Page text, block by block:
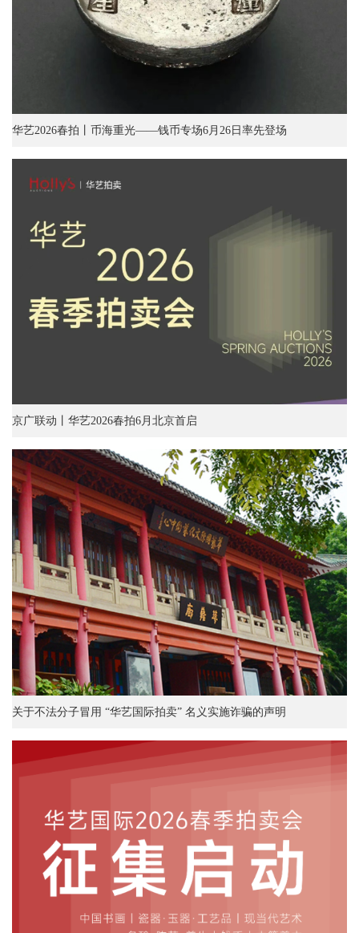
华艺2026春拍丨币海重光——钱币专场6月26日率先登场
京广联动丨华艺2026春拍6月北京首启
关于不法分子冒用 “华艺国际拍卖” 名义实施诈骗的声明